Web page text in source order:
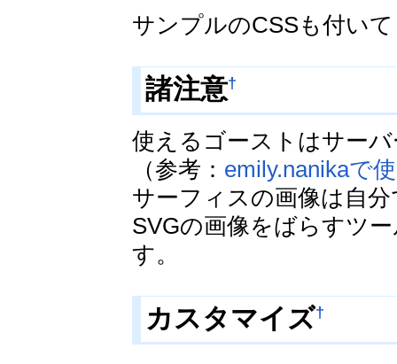
サンプルのCSSも付い
諸注意†
使えるゴーストはサー
（参考： emily.nanikaで
サーフィスの画像は自
SVGの画像をばらすツ
す。
カスタマイズ†